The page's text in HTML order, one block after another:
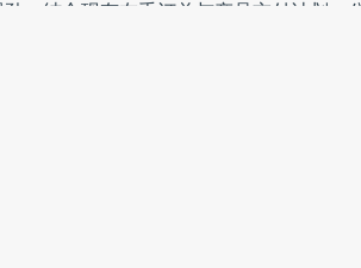
。结合现有在手订单与产品交付计划，